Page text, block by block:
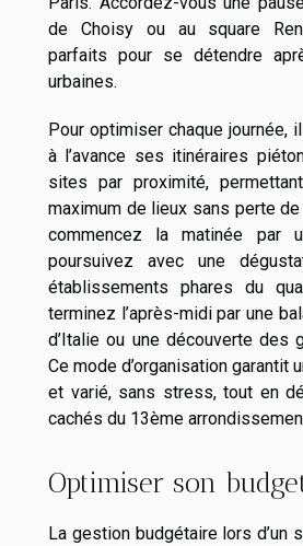
de Choisy ou au square
parfaits pour se détendre
urbaines.
Pour optimiser chaque journée,
à l’avance ses itinéraires
sites par proximité,
maximum de lieux sans perte
commencez la matinée par
poursuivez avec une
établissements phares du
terminez l’après-midi par une
d’Italie ou une découverte des
Ce mode d’organisation garantit
et varié, sans stress, tout en
cachés du 13ème
Optimiser son
La gestion budgétaire lors d’un